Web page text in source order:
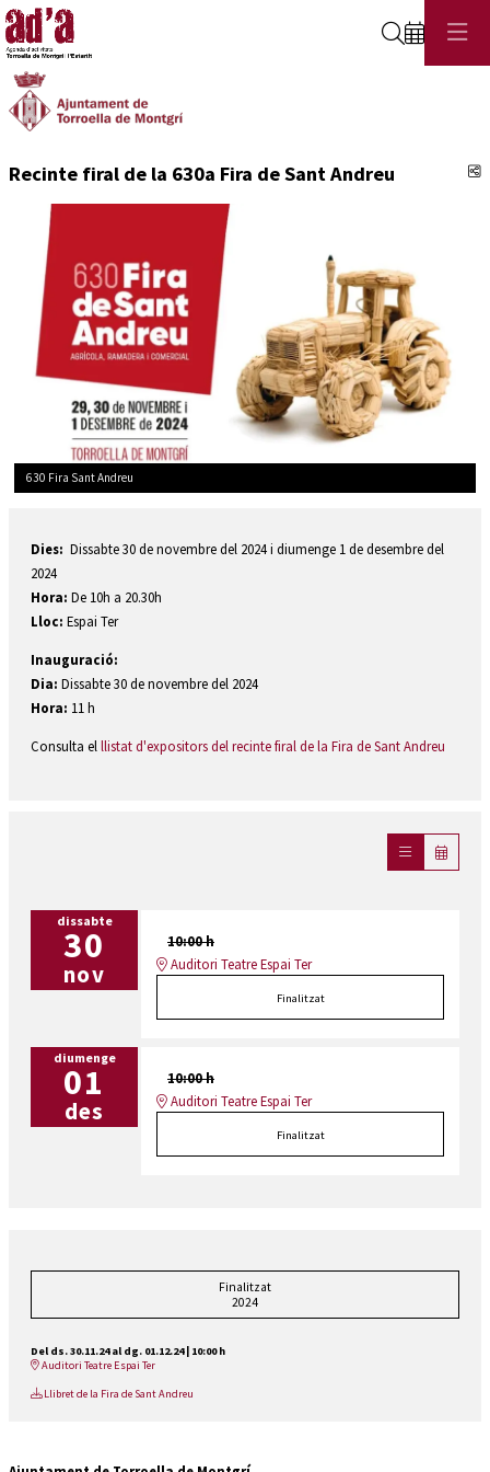
Cerca
Recinte firal de la 630a Fira de Sant Andreu
630 Fira Sant Andreu
Dies: Dissabte 30 de novembre del 2024 i diumenge 1 de desembre del
2024
Hora: De 10h a 20.30h
Lloc: Espai Ter
Inauguració:
Dia: Dissabte 30 de novembre del 2024
Hora: 11 h
Consulta el llistat d'expositors del recinte firal de la Fira de Sant Andreu
dissabte
30
nov
10:00 h
Auditori Teatre Espai Ter
Finalitzat
diumenge
01
des
10:00 h
Auditori Teatre Espai Ter
Finalitzat
Finalitzat
2024
Del ds. 30.11.24al dg. 01.12.24| 10:00 h
Auditori Teatre Espai Ter
Llibret de la Fira de Sant Andreu